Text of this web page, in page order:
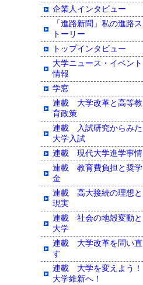
企業人インタビュー
「進路新聞」私の進路ス
トーリー
トップインタビュー
大学ニュース・イベント
情報
学窓
連載 大学改革と高等教
育政策
連載 入試研究からみた
大学入試
連載 現代大学進学事情
連載 教育費負担と奨学
金
連載 高大接続の理想と
現実
連載 社会の地殻変動と
大学
連載 大学改革を問い直
す
連載 大学を変えよう！
大学維新へ！